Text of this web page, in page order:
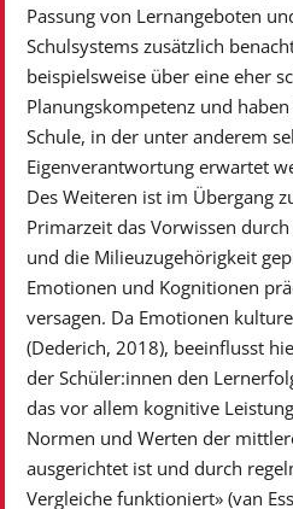
Passung von Lernangeboten
Schulsystems zusätzlich
beispielsweise über eine eher
Planungskompetenz und
Schule, in der unter anderem
Eigenverantwortung erwartet
Des Weiteren ist im Übergang
Primarzeit das Vorwissen
und die Milieuzugehörigkeit
Emotionen und Kognitionen
versagen. Da Emotionen
(Dederich, 2018), beeinflusst
der Schüler:innen den
das vor allem kognitive
Normen und Werten der
ausgerichtet ist und durch
Vergleiche funktioniert» (van